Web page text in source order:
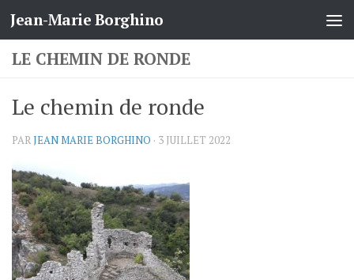
Skip to content
Jean-Marie Borghino
LE CHEMIN DE RONDE
Le chemin de ronde
PARJEAN MARIE BORGHINO · 3 JUILLET 2022